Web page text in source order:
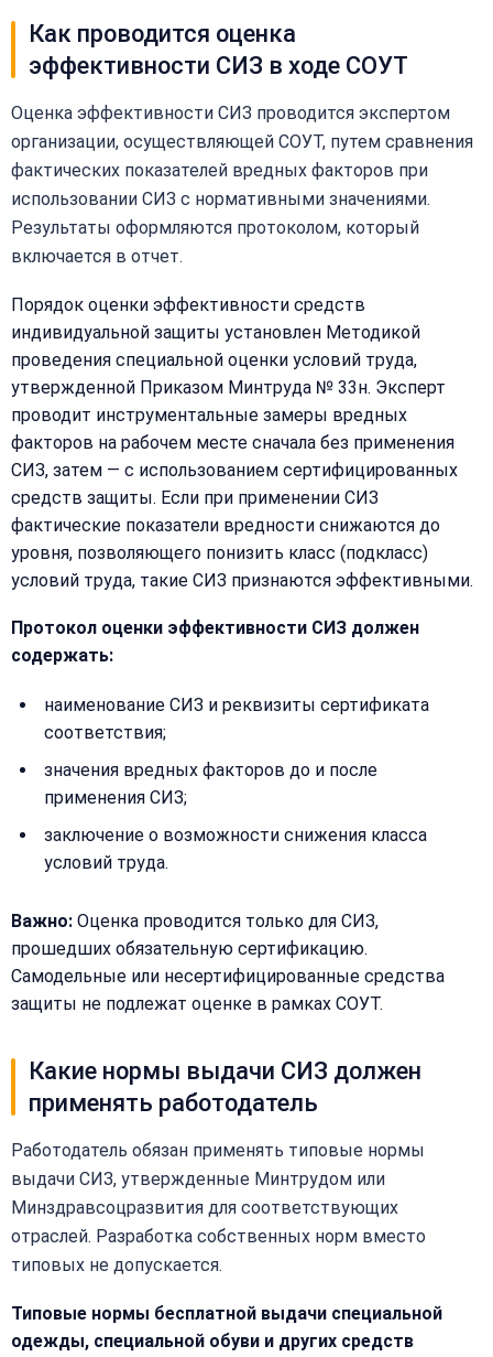
меню
Как проводится оценка
эффективности СИЗ в ходе СОУТ
Оценка эффективности СИЗ проводится экспертом
организации, осуществляющей СОУТ, путем сравнения
фактических показателей вредных факторов при
использовании СИЗ с нормативными значениями.
Результаты оформляются протоколом, который
включается в отчет.
Порядок оценки эффективности средств
индивидуальной защиты установлен Методикой
проведения специальной оценки условий труда,
утвержденной Приказом Минтруда № 33н. Эксперт
проводит инструментальные замеры вредных
факторов на рабочем месте сначала без применения
СИЗ, затем — с использованием сертифицированных
средств защиты. Если при применении СИЗ
фактические показатели вредности снижаются до
уровня, позволяющего понизить класс (подкласс)
условий труда, такие СИЗ признаются эффективными.
Протокол оценки эффективности СИЗ должен
содержать:
наименование СИЗ и реквизиты сертификата
соответствия;
значения вредных факторов до и после
применения СИЗ;
заключение о возможности снижения класса
условий труда.
Важно: Оценка проводится только для СИЗ,
прошедших обязательную сертификацию.
Самодельные или несертифицированные средства
защиты не подлежат оценке в рамках СОУТ.
Какие нормы выдачи СИЗ должен
применять работодатель
Работодатель обязан применять типовые нормы
выдачи СИЗ, утвержденные Минтрудом или
Минздравсоцразвития для соответствующих
отраслей. Разработка собственных норм вместо
типовых не допускается.
Типовые нормы бесплатной выдачи специальной
одежды, специальной обуви и других средств
Написать
нам
Бесплатная